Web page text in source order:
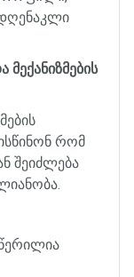
მექანიზმების
რომ
შეიძლება
.